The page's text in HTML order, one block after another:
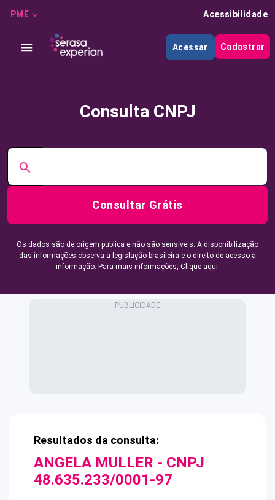
PME Acessibilidade
Acessar Cadastrar
Consulta CNPJ
Consultar Grátis
Os dados são de origem pública e não são sensíveis. A disponibilização
das informações observa a legislação brasileira e o direito de acesso à
informação. Para mais informações, Clique aqui.
Resultados da consulta:
ANGELA MULLER - CNPJ
48.635.233/0001-97